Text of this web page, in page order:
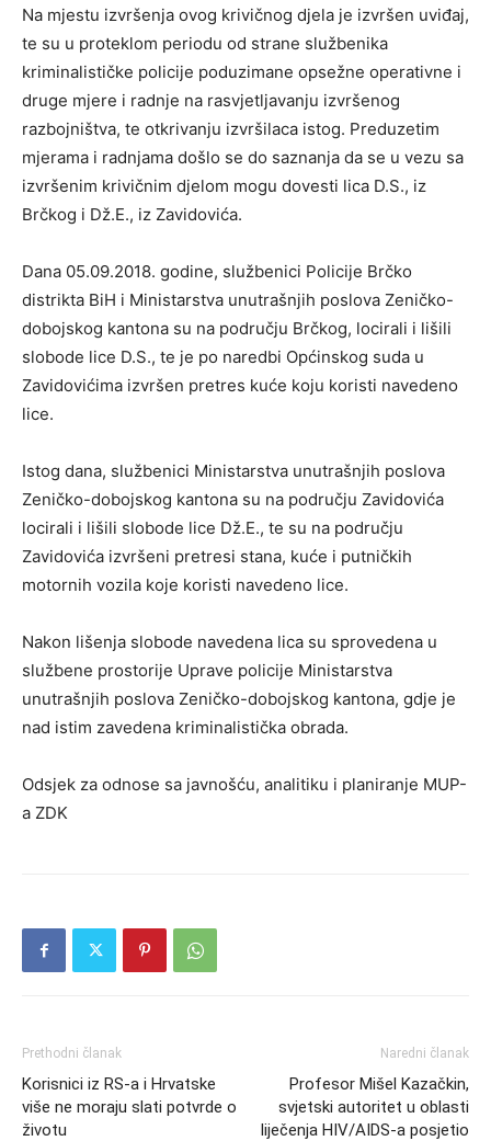
Na mjestu izvršenja ovog krivičnog djela je izvršen uviđaj,
te su u proteklom periodu od strane službenika
kriminalističke policije poduzimane opsežne operativne i
druge mjere i radnje na rasvjetljavanju izvršenog
razbojništva, te otkrivanju izvršilaca istog. Preduzetim
mjerama i radnjama došlo se do saznanja da se u vezu sa
izvršenim krivičnim djelom mogu dovesti lica D.S., iz
Brčkog i Dž.E., iz Zavidovića.
Dana 05.09.2018. godine, službenici Policije Brčko
distrikta BiH i Ministarstva unutrašnjih poslova Zeničko-
dobojskog kantona su na području Brčkog, locirali i lišili
slobode lice D.S., te je po naredbi Općinskog suda u
Zavidovićima izvršen pretres kuće koju koristi navedeno
lice.
Istog dana, službenici Ministarstva unutrašnjih poslova
Zeničko-dobojskog kantona su na području Zavidovića
locirali i lišili slobode lice Dž.E., te su na području
Zavidovića izvršeni pretresi stana, kuće i putničkih
motornih vozila koje koristi navedeno lice.
Nakon lišenja slobode navedena lica su sprovedena u
službene prostorije Uprave policije Ministarstva
unutrašnjih poslova Zeničko-dobojskog kantona, gdje je
nad istim zavedena kriminalistička obrada.
Odsjek za odnose sa javnošću, analitiku i planiranje MUP-
a ZDK
Prethodni članak
Korisnici iz RS-a i Hrvatske
više ne moraju slati potvrde o
životu
Naredni članak
Profesor Mišel Kazačkin,
svjetski autoritet u oblasti
liječenja HIV/AIDS-a posjetio